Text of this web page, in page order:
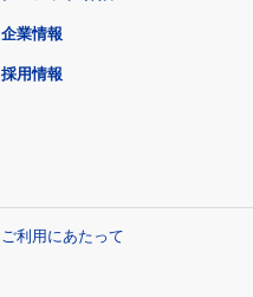
企業情報
採用情報
ご利用にあたって